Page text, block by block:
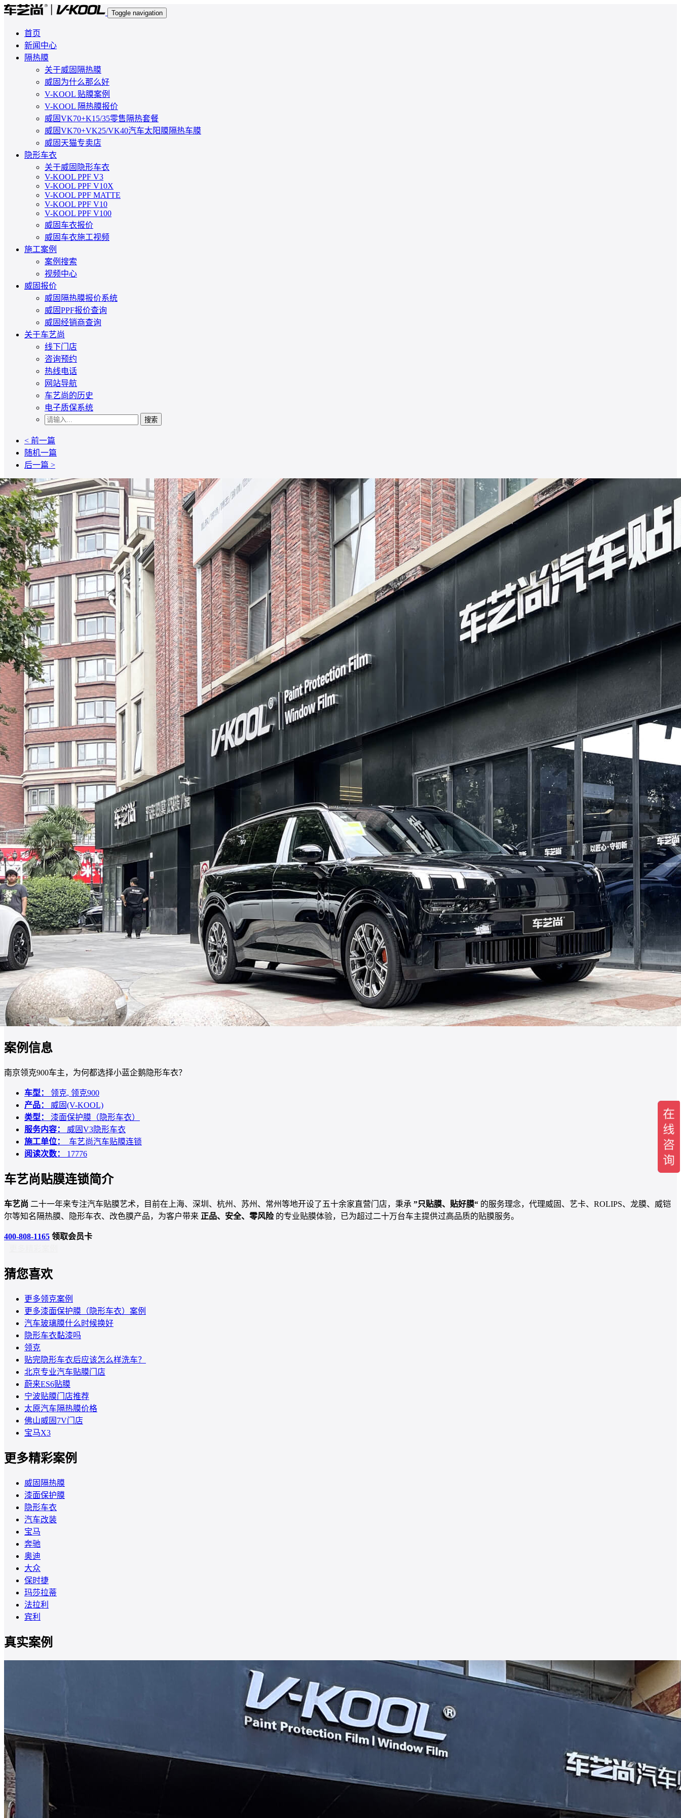
Toggle navigation
首页
新闻中心
隔热膜
关于威固隔热膜
威固为什么那么好
V-KOOL 贴膜案例
V-KOOL 隔热膜报价
威固VK70+K15/35零售隔热套餐
威固VK70+VK25/VK40汽车太阳膜隔热车膜
威固天猫专卖店
隐形车衣
关于威固隐形车衣
V-KOOL PPF V3
V-KOOL PPF V10X
V-KOOL PPF MATTE
V-KOOL PPF V10
V-KOOL PPF V100
威固车衣报价
威固车衣施工视频
施工案例
案例搜索
视频中心
威固报价
威固隔热膜报价系统
威固PPF报价查询
威固经销商查询
关于车艺尚
线下门店
咨询预约
热线电话
网站导航
车艺尚的历史
电子质保系统
搜索
< 前一篇
随机一篇
后一篇 >
案例信息
南京领克900车主，为何都选择小蓝企鹅隐形车衣？
车型： 领克, 领克900
产品： 威固(V-KOOL)
类型： 漆面保护膜（隐形车衣）
服务内容： 威固V3隐形车衣
施工单位：
车艺尚汽车贴膜连锁
阅读次数： 17776
车艺尚贴膜连锁简介
车艺尚 二十一年来专注汽车贴膜艺术，目前在上海、深圳、杭州、苏州、常州等地开设了五十余家直营门店，秉承 ”只贴膜、贴好膜“ 的服务理念，代理威固、艺卡、ROLIPS、龙膜、威铠
尔等知名隔热膜、隐形车衣、改色膜产品，为客户带来 正品、安全、零风险的专业贴膜体验，已为超过二十万台车主提供过高品质的贴膜服务。
400-808-1165 领取会员卡
猜您喜欢
更多领克案例
更多漆面保护膜（隐形车衣）案例
汽车玻璃膜什么时候换好
隐形车衣黏漆吗
领克
贴完隐形车衣后应该怎么样洗车？
北京专业汽车贴膜门店
蔚来ES6贴膜
宁波贴膜门店推荐
太原汽车隔热膜价格
佛山威固7V门店
宝马X3
更多精彩案例
威固隔热膜
漆面保护膜
隐形车衣
汽车改装
宝马
奔驰
奥迪
大众
保时捷
玛莎拉蒂
法拉利
宾利
真实案例